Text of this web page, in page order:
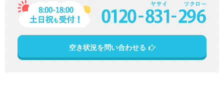
空き状況を問い合わせる